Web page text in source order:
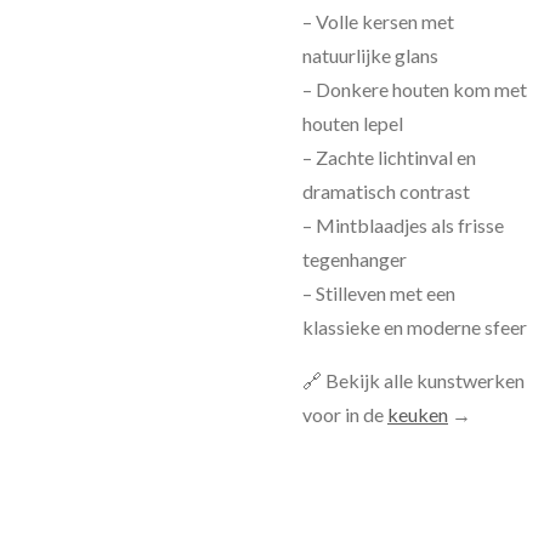
– Volle kersen met
natuurlijke glans
– Donkere houten kom met
houten lepel
– Zachte lichtinval en
dramatisch contrast
– Mintblaadjes als frisse
tegenhanger
– Stilleven met een
klassieke en moderne sfeer
🔗 Bekijk alle kunstwerken
voor in de keuken →